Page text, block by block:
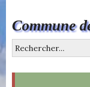
content
Commune